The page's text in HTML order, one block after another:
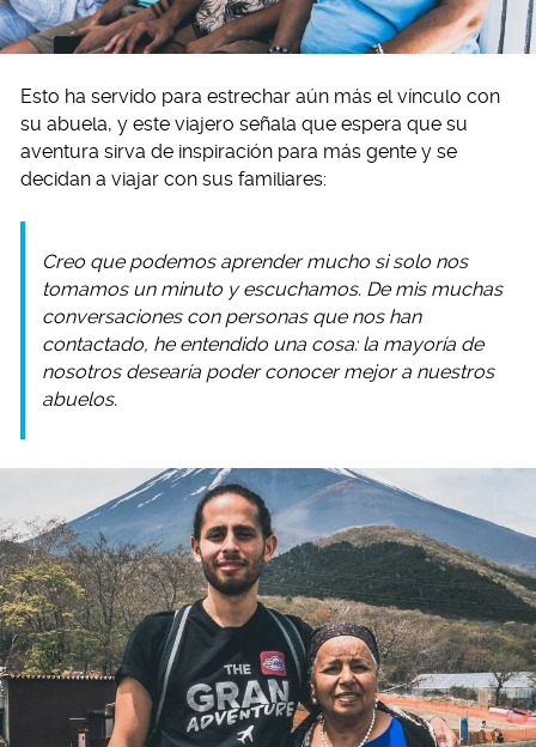
Esto ha servido para estrechar aún más el vínculo con
su abuela, y este viajero señala que espera que su
aventura sirva de inspiración para más gente y se
decidan a viajar con sus familiares:
Creo que podemos aprender mucho si solo nos
tomamos un minuto y escuchamos. De mis muchas
conversaciones con personas que nos han
contactado, he entendido una cosa: la mayoría de
nosotros desearía poder conocer mejor a nuestros
abuelos.